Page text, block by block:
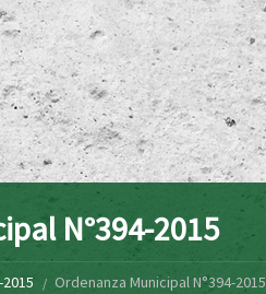
N°394-2015
Ordenanza Municipal N°394-2015